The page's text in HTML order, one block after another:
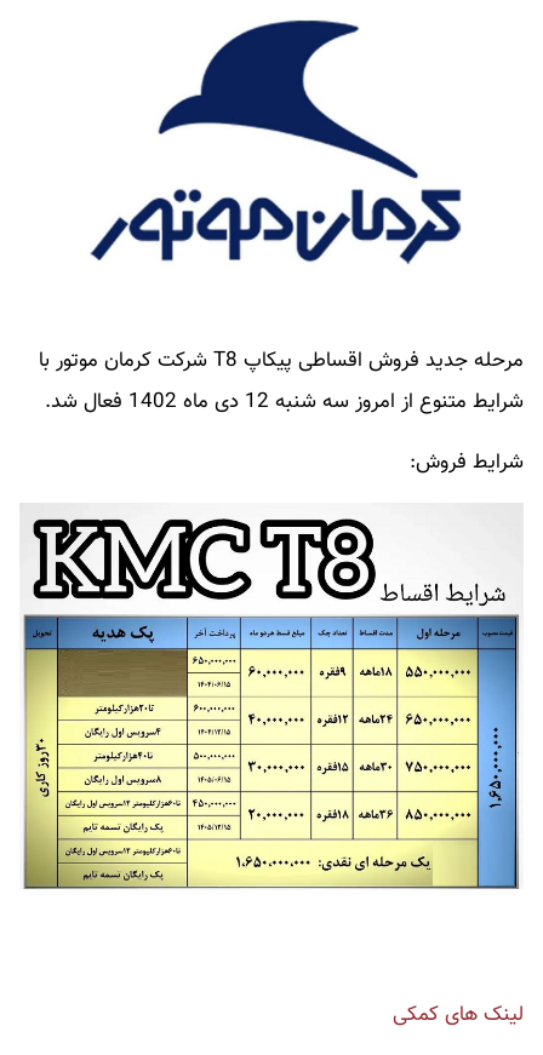
مرحله جدید فروش اقساطی پیکاپ T8 شرکت کرمان موتور با
شرایط متنوع از امروز سه شنبه 12 دی ماه 1402 فعال شد.
شرایط فروش:
لینک های کمکی